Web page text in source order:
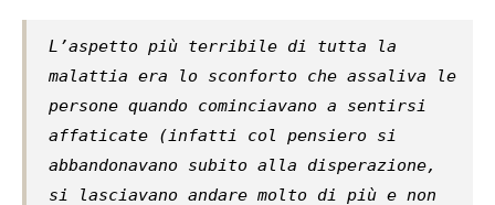
L’aspetto più terribile di tutta la
malattia era lo sconforto che assaliva le
persone quando cominciavano a sentirsi
affaticate (infatti col pensiero si
abbandonavano subito alla disperazione,
si lasciavano andare molto di più e non